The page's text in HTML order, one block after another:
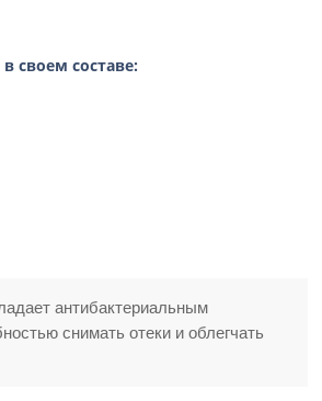
своем составе:
антибактериальным
снимать отеки и облегчать